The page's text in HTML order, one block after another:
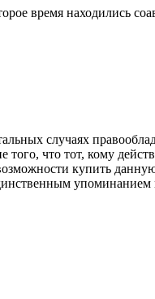
время находились
случаях
что тот, кому
купить
упоминанием